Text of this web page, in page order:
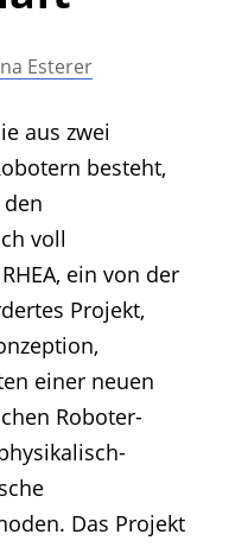
Archiv
Esterer
aus zwei
besteht,
voll
ein von der
Projekt,
einer neuen
Roboter-
Das Projekt